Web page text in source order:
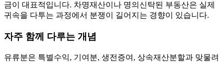
금이 대표적입니다. 차명재산이나 명의신탁된 부동산은 실제
귀속을 다투는 과정에서 분쟁이 길어지는 경향이 있습니다.
자주 함께 다루는 개념
유류분은 특별수익, 기여분, 생전증여, 상속재산분할과 맞물려